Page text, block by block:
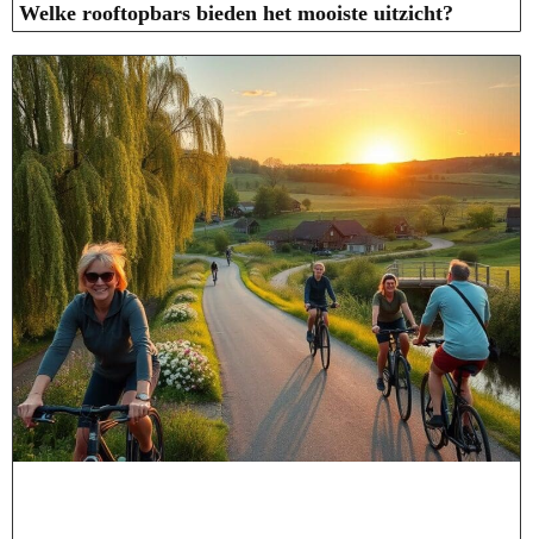
Welke rooftopbars bieden het mooiste uitzicht?